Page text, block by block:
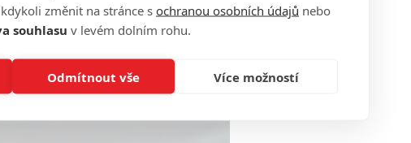
změnit na stránce sochranou osobních údajů nebo
souhlasu v levém dolním rohu.
Odmítnout vše Více možností